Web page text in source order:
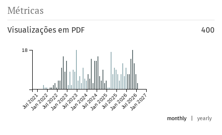
Métricas
Visualizações em PDF 400
Jul 2021Jan 2022Jul 2022Jan 2023Jul 2023Jan 2024Jul 2024Jan 2025Jul 2025Jan 2026Jul 2026Jan 2027
18
monthly yearly